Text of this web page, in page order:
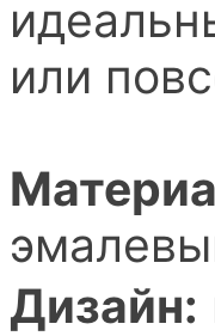
или
Дизайн: